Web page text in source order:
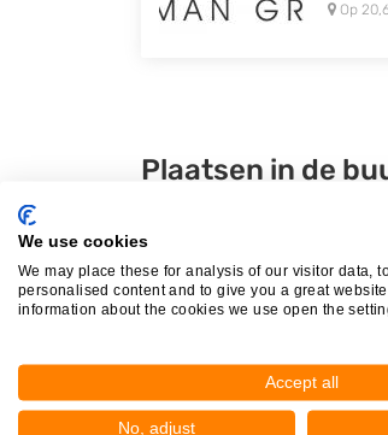
Op
Plaatsen in de
Sleeuwijk
Arkel
We use cookies
We may place these for analysis of our visitor data,
personalised content and to give you a great
information about the cookies we use open the
Accept all
No, adjust